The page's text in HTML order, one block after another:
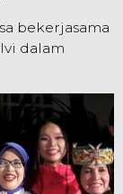
bekerjasama
dalam